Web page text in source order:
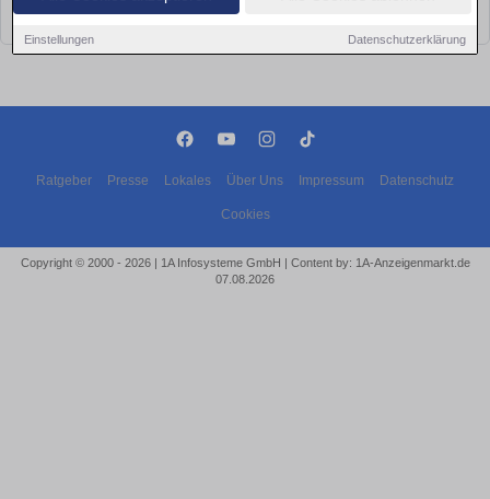
Einstellungen Datenschutzerklärung
bald wieder vorbei!
Ratgeber Presse Lokales Über Uns Impressum Datenschutz
Cookies
Copyright © 2000 - 2026 | 1A Infosysteme GmbH | Content by: 1A-Anzeigenmarkt.de
07.08.2026